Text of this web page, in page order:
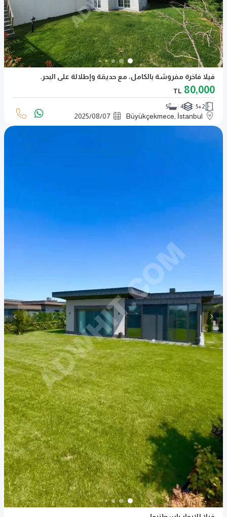
فيلا فاخرة مفروشة بالكامل، مع حديقة وإطلالة على البحر.
80,000
TL
5+2
4
5
Büyükçekmece, İstanbul
2025/08/07